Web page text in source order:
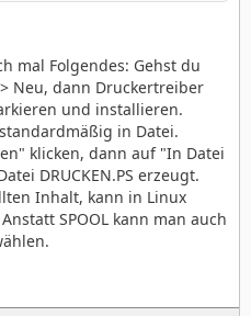
mal Folgendes: Gehst du
Neu, dann Druckertreiber
und installieren.
in Datei.
klicken, dann auf "In Datei
DRUCKEN.PS erzeugt.
Inhalt, kann in Linux
SPOOL kann man auch